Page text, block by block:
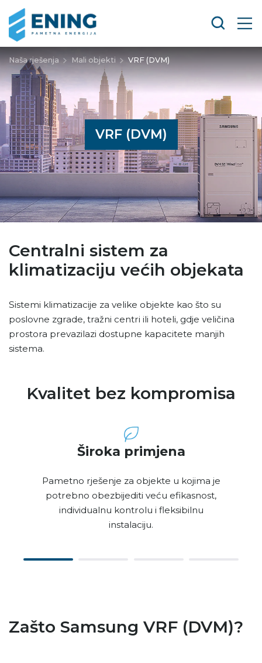
Naša rješenja Mali objekti VRF (DVM)
VRF (DVM)
Centralni sistem za
klimatizaciju većih objekata
Sistemi klimatizacije za velike objekte kao što su
poslovne zgrade, tražni centri ili hoteli, gdje veličina
prostora prevazilazi dostupne kapacitete manjih
sistema.
Kvalitet bez kompromisa
Široka primjena
Pametno rješenje za objekte u kojima je
potrebno obezbijediti veću efikasnost,
individualnu kontrolu i fleksibilnu
instalaciju.
Zašto Samsung VRF (DVM)?